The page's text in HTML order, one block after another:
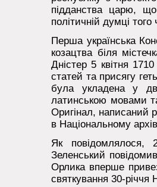
підданства царю,
політичній думці того
Перша українська
козацтва біля
Дністер 5 квітня
статей та присягу
була укладена у
латинською мовами та
Оригінал, написаний
в Національному
Як повідомлялося,
Зеленський
Орлика вперше
святкування 30-річчя